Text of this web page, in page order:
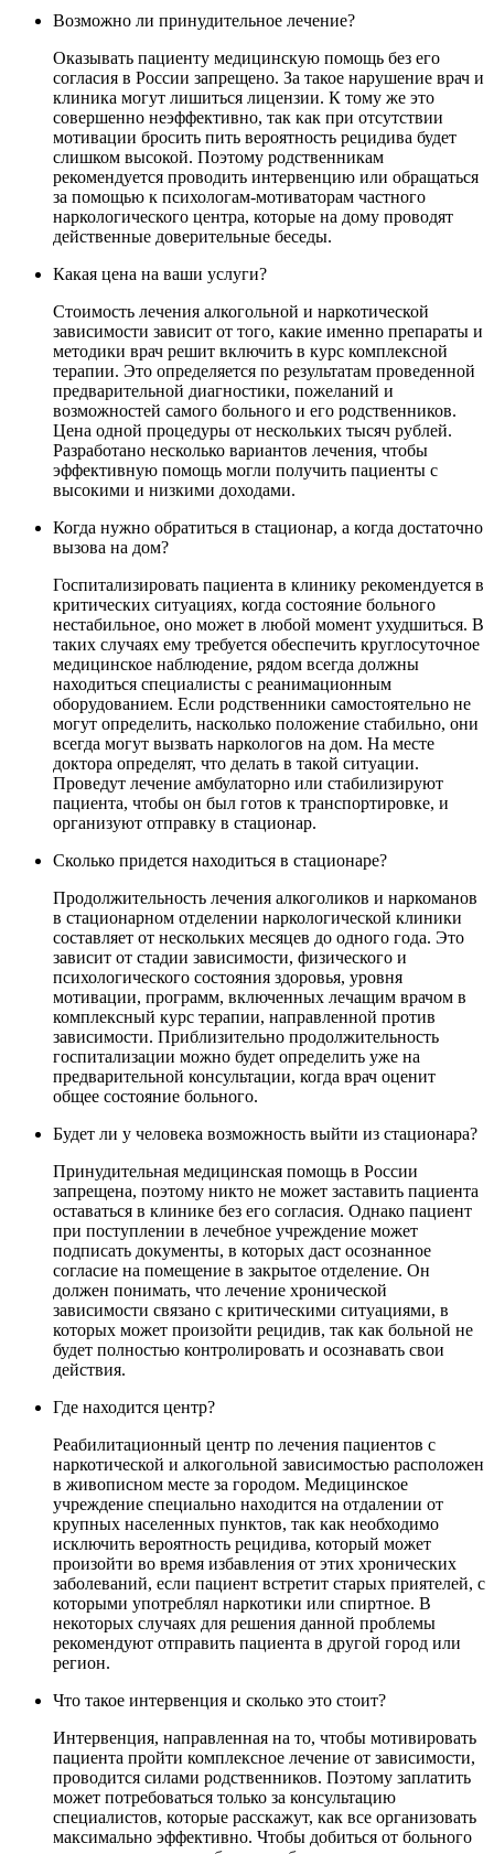
Возможно ли принудительное лечение?
Оказывать пациенту медицинскую помощь без его
согласия в России запрещено. За такое нарушение врач и
клиника могут лишиться лицензии. К тому же это
совершенно неэффективно, так как при отсутствии
мотивации бросить пить вероятность рецидива будет
слишком высокой. Поэтому родственникам
рекомендуется проводить интервенцию или обращаться
за помощью к психологам-мотиваторам частного
наркологического центра, которые на дому проводят
действенные доверительные беседы.
Какая цена на ваши услуги?
Стоимость лечения алкогольной и наркотической
зависимости зависит от того, какие именно препараты и
методики врач решит включить в курс комплексной
терапии. Это определяется по результатам проведенной
предварительной диагностики, пожеланий и
возможностей самого больного и его родственников.
Цена одной процедуры от нескольких тысяч рублей.
Разработано несколько вариантов лечения, чтобы
эффективную помощь могли получить пациенты с
высокими и низкими доходами.
Когда нужно обратиться в стационар, а когда достаточно
вызова на дом?
Госпитализировать пациента в клинику рекомендуется в
критических ситуациях, когда состояние больного
нестабильное, оно может в любой момент ухудшиться. В
таких случаях ему требуется обеспечить круглосуточное
медицинское наблюдение, рядом всегда должны
находиться специалисты с реанимационным
оборудованием. Если родственники самостоятельно не
могут определить, насколько положение стабильно, они
всегда могут вызвать наркологов на дом. На месте
доктора определят, что делать в такой ситуации.
Проведут лечение амбулаторно или стабилизируют
пациента, чтобы он был готов к транспортировке, и
организуют отправку в стационар.
Сколько придется находиться в стационаре?
Продолжительность лечения алкоголиков и наркоманов
в стационарном отделении наркологической клиники
составляет от нескольких месяцев до одного года. Это
зависит от стадии зависимости, физического и
психологического состояния здоровья, уровня
мотивации, программ, включенных лечащим врачом в
комплексный курс терапии, направленной против
зависимости. Приблизительно продолжительность
госпитализации можно будет определить уже на
предварительной консультации, когда врач оценит
общее состояние больного.
Будет ли у человека возможность выйти из стационара?
Принудительная медицинская помощь в России
запрещена, поэтому никто не может заставить пациента
оставаться в клинике без его согласия. Однако пациент
при поступлении в лечебное учреждение может
подписать документы, в которых даст осознанное
согласие на помещение в закрытое отделение. Он
должен понимать, что лечение хронической
зависимости связано с критическими ситуациями, в
которых может произойти рецидив, так как больной не
будет полностью контролировать и осознавать свои
действия.
Где находится центр?
Реабилитационный центр по лечения пациентов с
наркотической и алкогольной зависимостью расположен
в живописном месте за городом. Медицинское
учреждение специально находится на отдалении от
крупных населенных пунктов, так как необходимо
исключить вероятность рецидива, который может
произойти во время избавления от этих хронических
заболеваний, если пациент встретит старых приятелей, с
которыми употреблял наркотики или спиртное. В
некоторых случаях для решения данной проблемы
рекомендуют отправить пациента в другой город или
регион.
Что такое интервенция и сколько это стоит?
Интервенция, направленная на то, чтобы мотивировать
пациента пройти комплексное лечение от зависимости,
проводится силами родственников. Поэтому заплатить
может потребоваться только за консультацию
специалистов, которые расскажут, как все организовать
максимально эффективно. Чтобы добиться от больного